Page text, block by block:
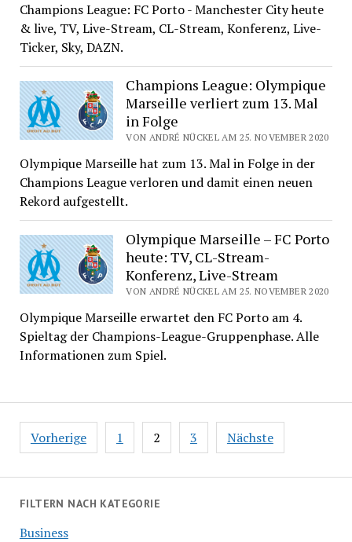
Champions League: FC Porto - Manchester City heute
& live, TV, Live-Stream, CL-Stream, Konferenz, Live-
Ticker, Sky, DAZN.
Champions League: Olympique
Marseille verliert zum 13. Mal
in Folge
VON ANDRÉ NÜCKEL AM 25. NOVEMBER 2020
Olympique Marseille hat zum 13. Mal in Folge in der
Champions League verloren und damit einen neuen
Rekord aufgestellt.
Olympique Marseille – FC Porto
heute: TV, CL-Stream-
Konferenz, Live-Stream
VON ANDRÉ NÜCKEL AM 25. NOVEMBER 2020
Olympique Marseille erwartet den FC Porto am 4.
Spieltag der Champions-League-Gruppenphase. Alle
Informationen zum Spiel.
Seitennummerierung
der
Vorherige 1 2 3 Nächste
FILTERN NACH KATEGORIE
Business